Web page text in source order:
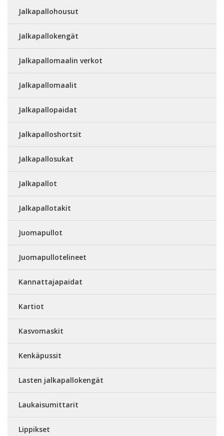
Jalkapallohousut
Jalkapallokengät
Jalkapallomaalin verkot
Jalkapallomaalit
Jalkapallopaidat
Jalkapalloshortsit
Jalkapallosukat
Jalkapallot
Jalkapallotakit
Juomapullot
Juomapullotelineet
Kannattajapaidat
Kartiot
Kasvomaskit
Kenkäpussit
Lasten jalkapallokengät
Laukaisumittarit
Lippikset